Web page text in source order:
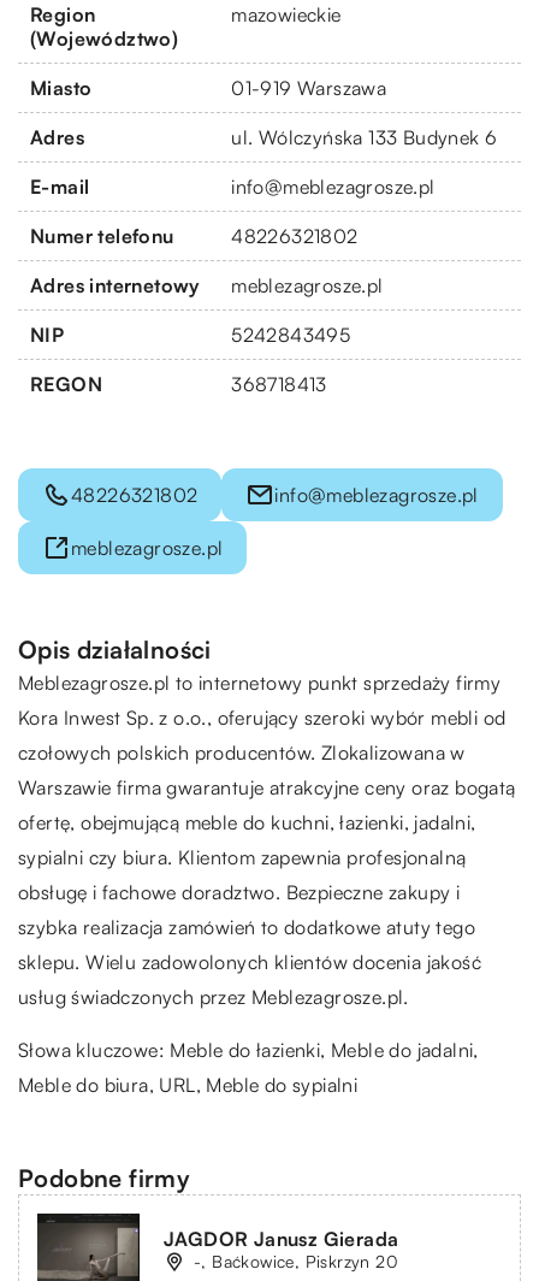
Region
(Województwo)
mazowieckie
Miasto 01-919 Warszawa
Adres ul. Wólczyńska 133 Budynek 6
E-mail info@meblezagrosze.pl
Numer telefonu 48226321802
Adres internetowy meblezagrosze.pl
NIP 5242843495
REGON 368718413
48226321802 info@meblezagrosze.pl
meblezagrosze.pl
Opis działalności
Meblezagrosze.pl to internetowy punkt sprzedaży firmy
Kora Inwest Sp. z o.o., oferujący szeroki wybór mebli od
czołowych polskich producentów. Zlokalizowana w
Warszawie firma gwarantuje atrakcyjne ceny oraz bogatą
ofertę, obejmującą meble do kuchni, łazienki, jadalni,
sypialni czy biura. Klientom zapewnia profesjonalną
obsługę i fachowe doradztwo. Bezpieczne zakupy i
szybka realizacja zamówień to dodatkowe atuty tego
sklepu. Wielu zadowolonych klientów docenia jakość
usług świadczonych przez Meblezagrosze.pl.
Słowa kluczowe: Meble do łazienki, Meble do jadalni,
Meble do biura, URL , Meble do sypialni
Podobne firmy
JAGDOR Janusz Gierada
-, Baćkowice, Piskrzyn 20